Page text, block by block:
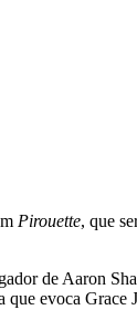
Pirouette, que
de Aaron
evoca Grace